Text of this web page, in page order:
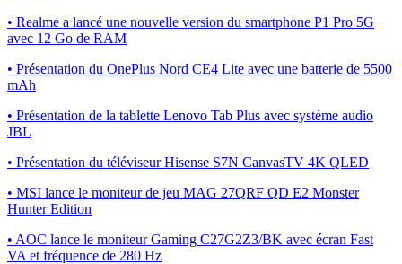
• Realme a lancé une nouvelle version du smartphone P1 Pro 5G
avec 12 Go de RAM
• Présentation du OnePlus Nord CE4 Lite avec une batterie de 5500
mAh
• Présentation de la tablette Lenovo Tab Plus avec système audio
JBL
• Présentation du téléviseur Hisense S7N CanvasTV 4K QLED
• MSI lance le moniteur de jeu MAG 27QRF QD E2 Monster
Hunter Edition
• AOC lance le moniteur Gaming C27G2Z3/BK avec écran Fast
VA et fréquence de 280 Hz